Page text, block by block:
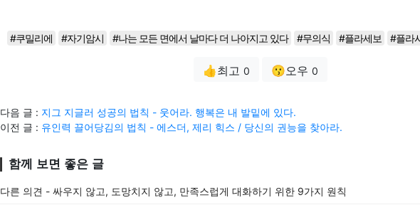
#쿠밀리에 #자기암시 #나는 모든 면에서 날마다 더 나아지고 있다 #무의식 #플라세보 #플라
👍최고 0 😗오우 0
다음 글 : 지그 지글러 성공의 법칙 - 웃어라. 행복은 내 발밑에 있다.
이전 글 : 유인력 끌어당김의 법칙 - 에스더, 제리 힉스 / 당신의 권능을 찾아라.
함께 보면 좋은 글
다른 의견 - 싸우지 않고, 도망치지 않고, 만족스럽게 대화하기 위한 9가지 원칙